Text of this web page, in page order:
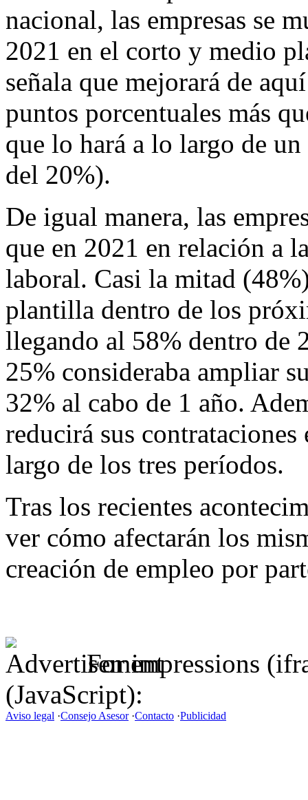
nacional, las empresas se
2021 en el corto y medio
señala que mejorará de
puntos porcentuales más
que lo hará a lo largo de
del 20%).
De igual manera, las
que en 2021 en relación a
laboral. Casi la mitad
plantilla dentro de los
llegando al 58% dentro de
25% consideraba ampliar
32% al cabo de 1 año.
reducirá sus
largo de los tres períodos.
Tras los recientes
ver cómo afectarán los
creación de empleo por
For impressions
(JavaScript):
Aviso legal ·Consejo Asesor·Contacto ·Publicidad